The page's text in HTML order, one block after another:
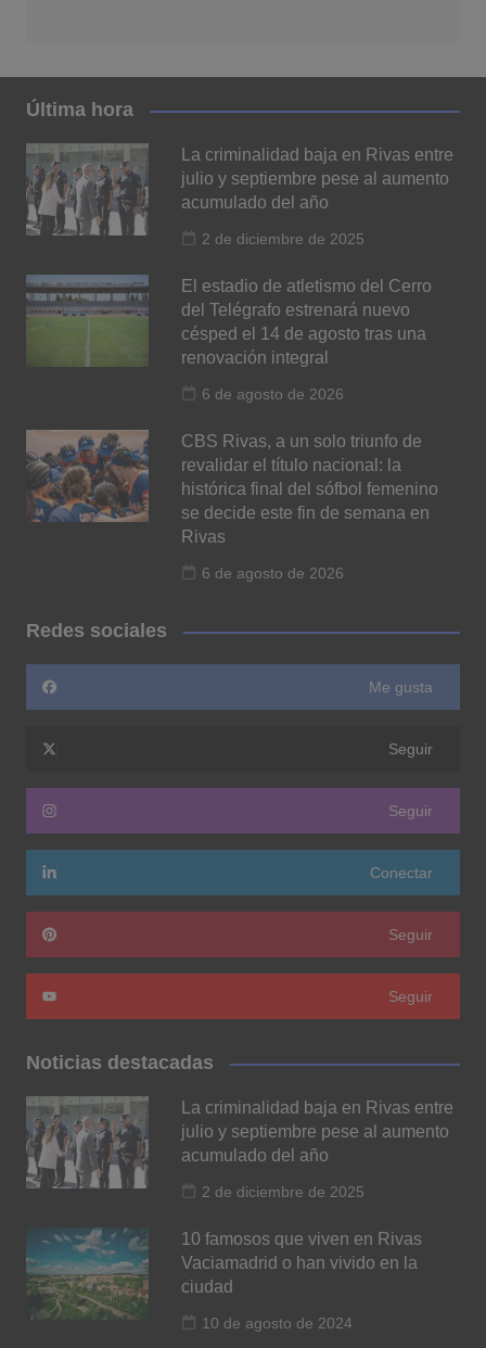
Última hora
La criminalidad baja en Rivas entre
julio y septiembre pese al aumento
acumulado del año
2 de diciembre de 2025
El estadio de atletismo del Cerro
del Telégrafo estrenará nuevo
césped el 14 de agosto tras una
renovación integral
6 de agosto de 2026
CBS Rivas, a un solo triunfo de
revalidar el título nacional: la
histórica final del sófbol femenino
se decide este fin de semana en
Rivas
6 de agosto de 2026
Redes sociales
Me gusta
Seguir
Seguir
Conectar
Seguir
Seguir
Noticias destacadas
La criminalidad baja en Rivas entre
julio y septiembre pese al aumento
acumulado del año
2 de diciembre de 2025
10 famosos que viven en Rivas
Vaciamadrid o han vivido en la
ciudad
10 de agosto de 2024